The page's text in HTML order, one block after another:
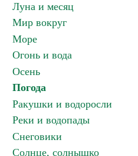
Луна и месяц
Мир вокруг
Море
Огонь и вода
Осень
Погода
Ракушки и водоросли
Реки и водопады
Снеговики
Солнце, солнышко